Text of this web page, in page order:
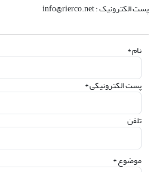
پست الکترونیک : info@rierco.net
نام *
پست الکترونیکی *
تلفن
موضوع *